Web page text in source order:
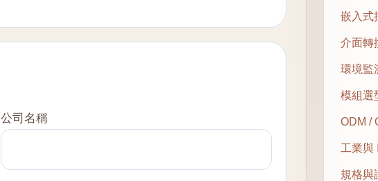
公司名稱
嵌入式
介面轉
環境監
模組選
ODM /
工業與
規格與